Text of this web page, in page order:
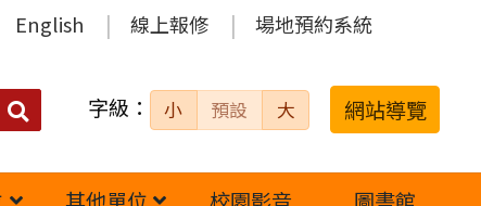
English 線上報修 場地預約系統
搜
字級： 小 預設 大 網站導覽